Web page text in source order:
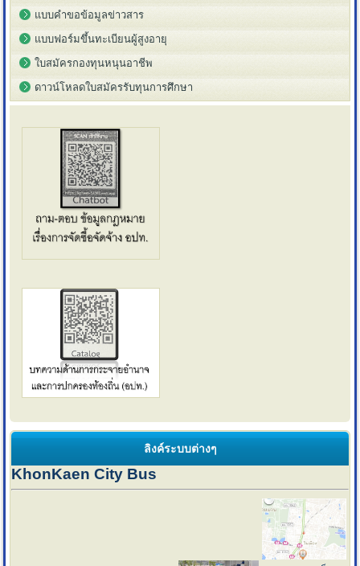
แบบคำขอข้อมูลข่าวสาร
แบบฟอร์มขึ้นทะเบียนผู้สูงอายุ
ใบสมัครกองทุนหนุนอาชีพ
ดาวน์โหลดใบสมัครรับทุนการศึกษา
ลิงค์ระบบต่างๆ
KhonKaen City Bus